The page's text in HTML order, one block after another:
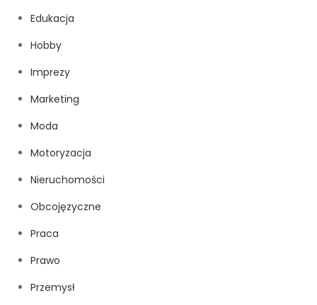
Edukacja
Hobby
Imprezy
Marketing
Moda
Motoryzacja
Nieruchomości
Obcojęzyczne
Praca
Prawo
Przemysł